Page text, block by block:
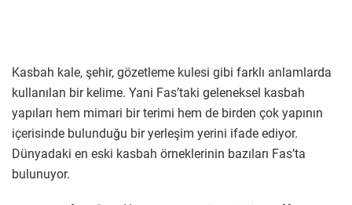
Kasbah kale, şehir, gözetleme kulesi gibi farklı anlamlarda
kullanılan bir kelime. Yani Fas’taki geleneksel kasbah
yapıları hem mimari bir terimi hem de birden çok yapının
içerisinde bulunduğu bir yerleşim yerini ifade ediyor.
Dünyadaki en eski kasbah örneklerinin bazıları Fas’ta
bulunuyor.